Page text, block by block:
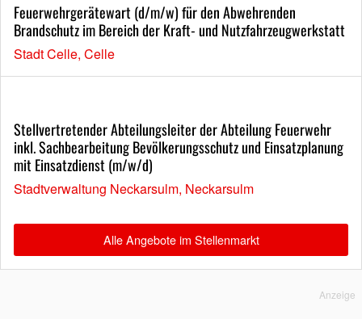
Feuerwehrgerätewart (d/m/w) für den Abwehrenden
Brandschutz im Bereich der Kraft- und Nutzfahrzeugwerkstatt
Stadt Celle, Celle
Stellvertretender Abteilungsleiter der Abteilung Feuerwehr
inkl. Sachbearbeitung Bevölkerungsschutz und Einsatzplanung
mit Einsatzdienst (m/w/d)
Stadtverwaltung Neckarsulm, Neckarsulm
Alle Angebote im Stellenmarkt
Anzeige